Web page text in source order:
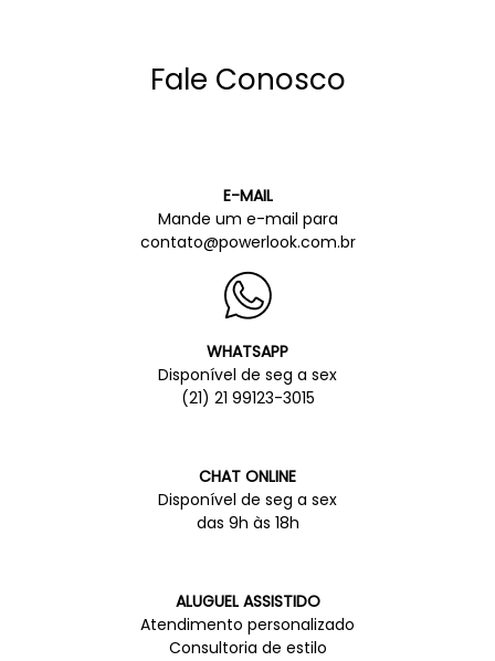
Fale Conosco
E-MAIL
Mande um e-mail para
contato@powerlook.com.br
WHATSAPP
Disponível de seg a sex
(21) 21 99123-3015
CHAT ONLINE
Disponível de seg a sex
das 9h às 18h
ALUGUEL ASSISTIDO
Atendimento personalizado
Consultoria de estilo